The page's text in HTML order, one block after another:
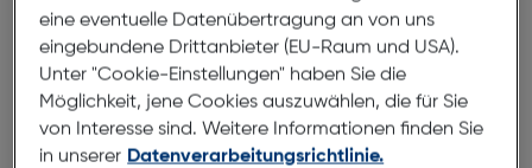
25mm
47mm
eine eventuelle Datenübertragung an von uns
eingebundene Drittanbieter (EU-Raum und USA).
Unter "Cookie-Einstellungen" haben Sie die
Möglichkeit, jene Cookies auszuwählen, die für Sie
von Interesse sind. Weitere Informationen finden Sie
in unserer Datenverarbeitungsrichtlinie.